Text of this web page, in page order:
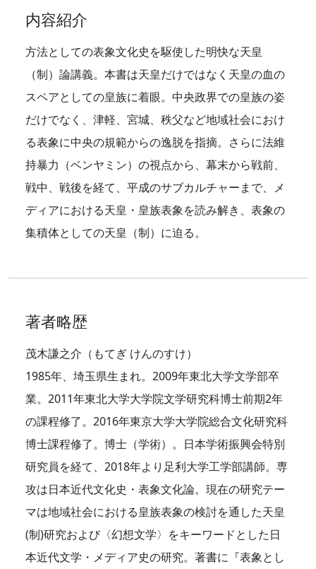
内容紹介
方法としての表象文化史を駆使した明快な天皇
（制）論講義。本書は天皇だけではなく天皇の血の
スペアとしての皇族に着眼。中央政界での皇族の姿
だけでなく、津軽、宮城、秩父など地域社会におけ
る表象に中央の規範からの逸脱を指摘。さらに法維
持暴力（ベンヤミン）の視点から、幕末から戦前、
戦中、戦後を経て、平成のサブカルチャーまで、メ
ディアにおける天皇・皇族表象を読み解き、表象の
集積体としての天皇（制）に迫る。
著者略歴
茂木謙之介（もてぎ けんのすけ）
1985年、埼玉県生まれ。2009年東北大学文学部卒
業。2011年東北大学大学院文学研究科博士前期2年
の課程修了。2016年東京大学大学院総合文化研究科
博士課程修了。博士（学術）。日本学術振興会特別
研究員を経て、2018年より足利大学工学部講師。専
攻は日本近代文化史・表象文化論。現在の研究テー
マは地域社会における皇族表象の検討を通した天皇
(制)研究および〈幻想文学〉をキーワードとした日
本近代文学・メディア史の研究。著書に『表象とし